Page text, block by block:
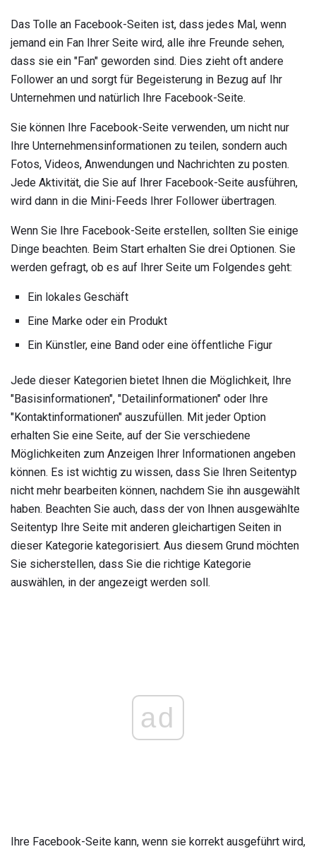
Das Tolle an Facebook-Seiten ist, dass jedes Mal, wenn
jemand ein Fan Ihrer Seite wird, alle ihre Freunde sehen,
dass sie ein "Fan" geworden sind. Dies zieht oft andere
Follower an und sorgt für Begeisterung in Bezug auf Ihr
Unternehmen und natürlich Ihre Facebook-Seite.
Sie können Ihre Facebook-Seite verwenden, um nicht nur
Ihre Unternehmensinformationen zu teilen, sondern auch
Fotos, Videos, Anwendungen und Nachrichten zu posten.
Jede Aktivität, die Sie auf Ihrer Facebook-Seite ausführen,
wird dann in die Mini-Feeds Ihrer Follower übertragen.
Wenn Sie Ihre Facebook-Seite erstellen, sollten Sie einige
Dinge beachten. Beim Start erhalten Sie drei Optionen. Sie
werden gefragt, ob es auf Ihrer Seite um Folgendes geht:
Ein lokales Geschäft
Eine Marke oder ein Produkt
Ein Künstler, eine Band oder eine öffentliche Figur
Jede dieser Kategorien bietet Ihnen die Möglichkeit, Ihre
"Basisinformationen", "Detailinformationen" oder Ihre
"Kontaktinformationen" auszufüllen. Mit jeder Option
erhalten Sie eine Seite, auf der Sie verschiedene
Möglichkeiten zum Anzeigen Ihrer Informationen angeben
können. Es ist wichtig zu wissen, dass Sie Ihren Seitentyp
nicht mehr bearbeiten können, nachdem Sie ihn ausgewählt
haben. Beachten Sie auch, dass der von Ihnen ausgewählte
Seitentyp Ihre Seite mit anderen gleichartigen Seiten in
dieser Kategorie kategorisiert. Aus diesem Grund möchten
Sie sicherstellen, dass Sie die richtige Kategorie
auswählen, in der angezeigt werden soll.
ad
Ihre Facebook-Seite kann, wenn sie korrekt ausgeführt wird,